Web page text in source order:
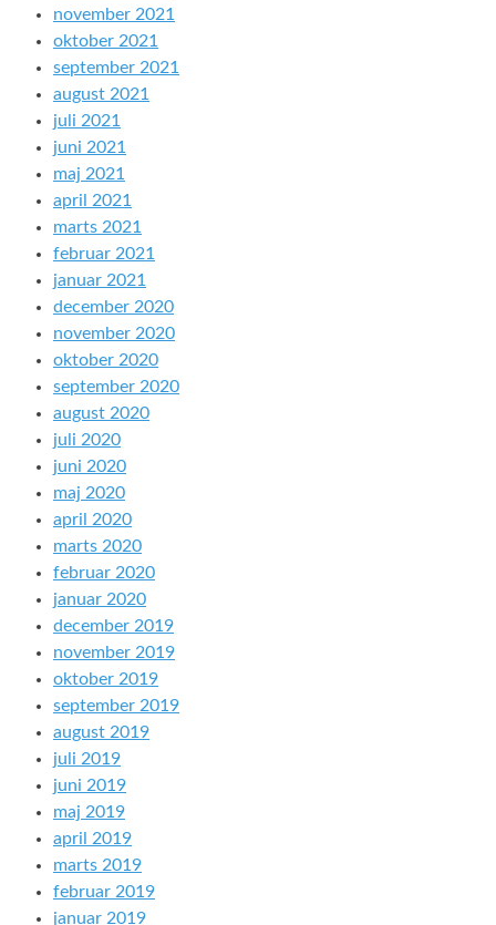
november 2021
oktober 2021
september 2021
august 2021
juli 2021
juni 2021
maj 2021
april 2021
marts 2021
februar 2021
januar 2021
december 2020
november 2020
oktober 2020
september 2020
august 2020
juli 2020
juni 2020
maj 2020
april 2020
marts 2020
februar 2020
januar 2020
december 2019
november 2019
oktober 2019
september 2019
august 2019
juli 2019
juni 2019
maj 2019
april 2019
marts 2019
februar 2019
januar 2019